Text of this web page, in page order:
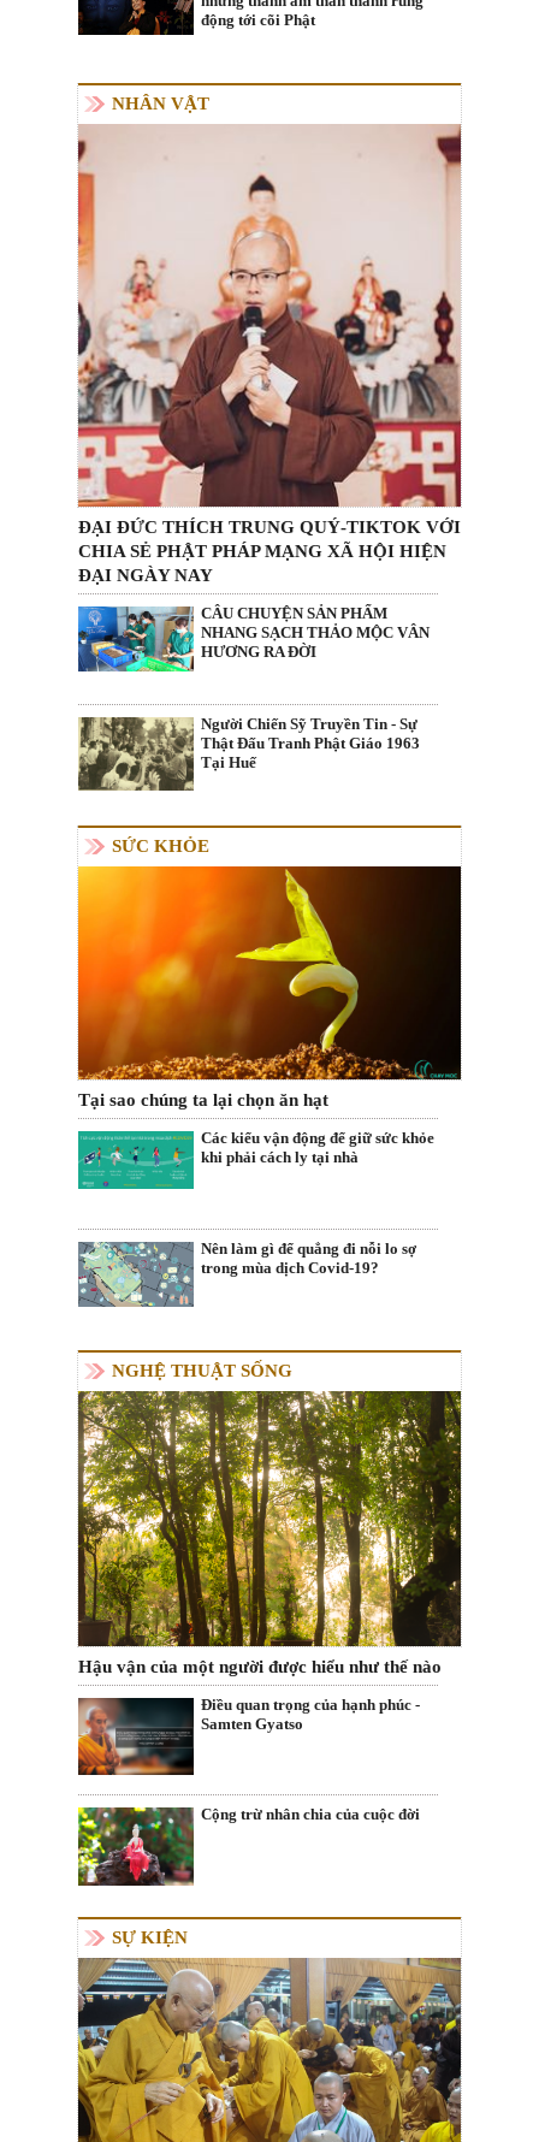
động tới cõi Phật
NHÂN VẬT
ĐẠI ĐỨC THÍCH TRUNG QUÝ-TIKTOK VỚI
CHIA SẺ PHẬT PHÁP MẠNG XÃ HỘI HIỆN
ĐẠI NGÀY NAY
CÂU CHUYỆN SẢN PHẨM
NHANG SẠCH THẢO MỘC VÂN
HƯƠNG RA ĐỜI
Người Chiến Sỹ Truyền Tin - Sự
Thật Đấu Tranh Phật Giáo 1963
Tại Huế
SỨC KHỎE
Tại sao chúng ta lại chọn ăn hạt
Các kiểu vận động để giữ sức khỏe
khi phải cách ly tại nhà
Nên làm gì để quẳng đi nỗi lo sợ
trong mùa dịch Covid-19?
NGHỆ THUẬT SỐNG
Hậu vận của một người được hiểu như thế nào
Điều quan trọng của hạnh phúc -
Samten Gyatso
Cộng trừ nhân chia của cuộc đời
SỰ KIỆN